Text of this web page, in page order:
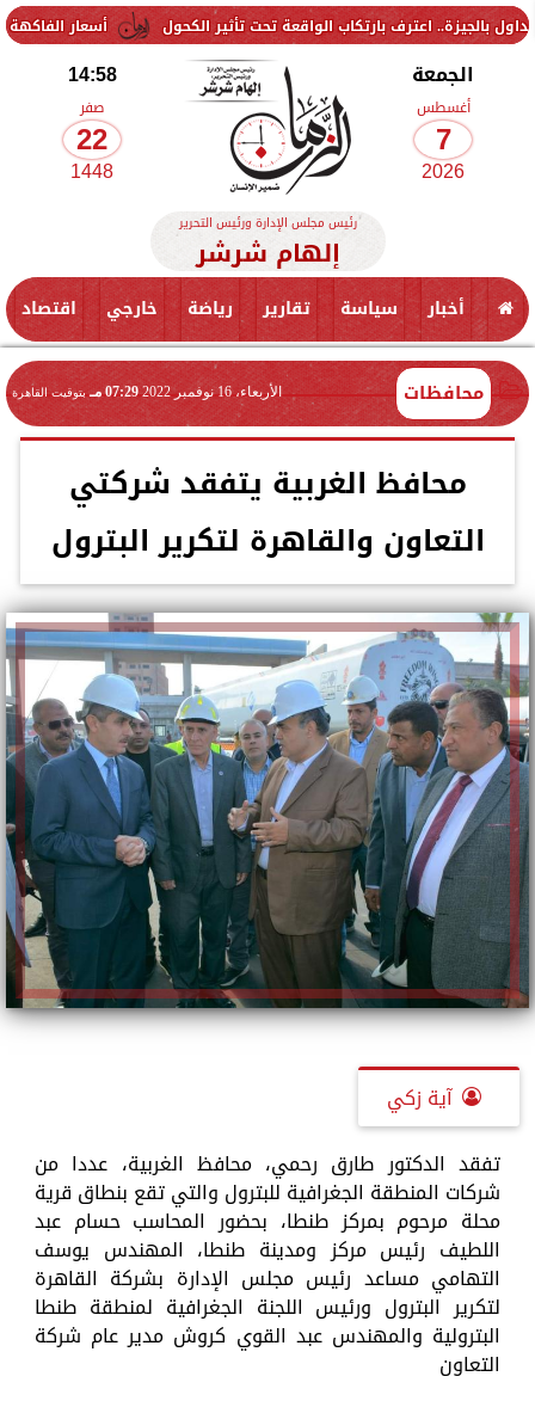
أسعار الفاكهة اليوم الجمعة 7 أغسطس 2026 في الأسواق.. الموز بكام بارتكاب الواقعة تحت تأثير الكحول
الجمعة
أغسطس
7
2026
14:58
صفر
22
1448
رئيس مجلس الإدارة ورئيس التحرير
إلهام شرشر
أخبار سياسة تقارير رياضة خارجي اقتصاد
محافظات الأربعاء، 16 نوفمبر 2022 07:29 مـ بتوقيت القاهرة
محافظ الغربية يتفقد شركتي
التعاون والقاهرة لتكرير البترول
آية زكي
تفقد الدكتور طارق رحمي، محافظ الغربية، عددا من
شركات المنطقة الجغرافية للبترول والتي تقع بنطاق قرية
محلة مرحوم بمركز طنطا، بحضور المحاسب حسام عبد
اللطيف رئيس مركز ومدينة طنطا، المهندس يوسف
التهامي مساعد رئيس مجلس الإدارة بشركة القاهرة
لتكرير البترول ورئيس اللجنة الجغرافية لمنطقة طنطا
البترولية والمهندس عبد القوي كروش مدير عام شركة
التعاون